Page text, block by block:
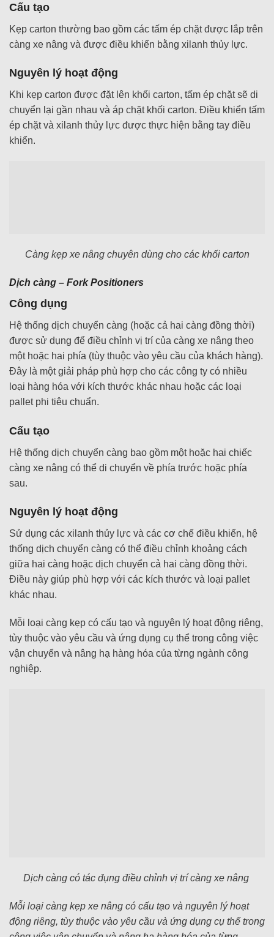
Cấu tạo
Kẹp carton thường bao gồm các tấm ép chặt được lắp trên
càng xe nâng và được điều khiển bằng xilanh thủy lực.
Nguyên lý hoạt động
Khi kẹp carton được đặt lên khối carton, tấm ép chặt sẽ di
chuyển lại gần nhau và áp chặt khối carton. Điều khiển tấm
ép chặt và xilanh thủy lực được thực hiện bằng tay điều
khiển.
Càng kẹp xe nâng chuyên dùng cho các khối carton
Dịch càng – Fork Positioners
Công dụng
Hệ thống dịch chuyển càng (hoặc cả hai càng đồng thời)
được sử dụng để điều chỉnh vị trí của càng xe nâng theo
một hoặc hai phía (tùy thuộc vào yêu cầu của khách hàng).
Đây là một giải pháp phù hợp cho các công ty có nhiều
loại hàng hóa với kích thước khác nhau hoặc các loại
pallet phi tiêu chuẩn.
Cấu tạo
Hệ thống dịch chuyển càng bao gồm một hoặc hai chiếc
càng xe nâng có thể di chuyển về phía trước hoặc phía
sau.
Nguyên lý hoạt động
Sử dụng các xilanh thủy lực và các cơ chế điều khiển, hệ
thống dịch chuyển càng có thể điều chỉnh khoảng cách
giữa hai càng hoặc dịch chuyển cả hai càng đồng thời.
Điều này giúp phù hợp với các kích thước và loại pallet
khác nhau.
Mỗi loại càng kẹp có cấu tạo và nguyên lý hoạt động riêng,
tùy thuộc vào yêu cầu và ứng dụng cụ thể trong công việc
vận chuyển và nâng hạ hàng hóa của từng ngành công
nghiệp.
Dịch càng có tác đụng điều chỉnh vị trí càng xe nâng
Mỗi loại càng kẹp xe nâng có cấu tạo và nguyên lý hoạt
động riêng, tùy thuộc vào yêu cầu và ứng dụng cụ thể trong